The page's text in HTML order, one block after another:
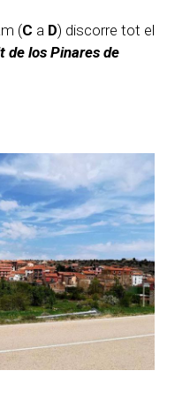
(C a D) discorre tot el
de los Pinares de